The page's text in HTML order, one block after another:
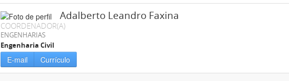
Adalberto Leandro Faxina
COORDENADOR(A)
ENGENHARIAS
Engenharia Civil
E-mail Currículo